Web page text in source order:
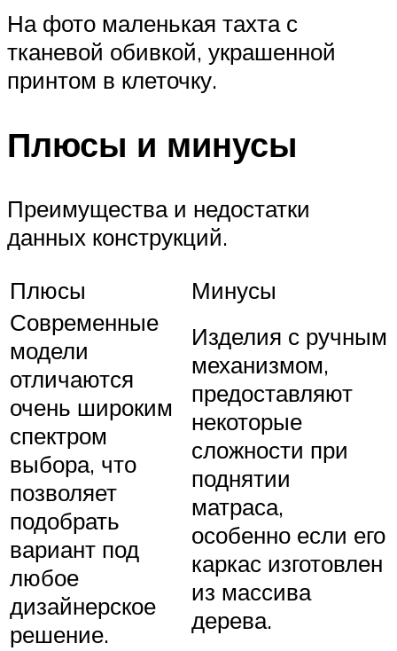
На фото маленькая тахта с
тканевой обивкой, украшенной
принтом в клеточку.
Плюсы и минусы
Преимущества и недостатки
данных конструкций.
Плюсы
Минусы
Современные
модели
отличаются
очень широким
спектром
выбора, что
позволяет
подобрать
вариант под
любое
дизайнерское
решение.
Изделия с ручным
механизмом,
предоставляют
некоторые
сложности при
поднятии
матраса,
особенно если его
каркас изготовлен
из массива
дерева.